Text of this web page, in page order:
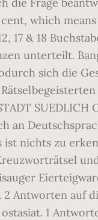
which
17 & 18
unterteilt.
sich die
SUEDLICH
an
nichts zu
2 Antworten auf
1